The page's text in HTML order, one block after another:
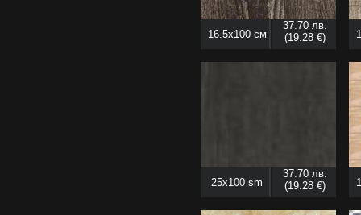
16.5x100 см
37.70 лв.
(19.28 €)
25x100 sm
37.70 лв.
(19.28 €)